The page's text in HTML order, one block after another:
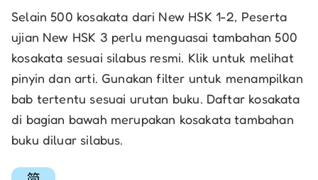
Selain 500 kosakata dari New HSK 1-2, Peserta
ujian New HSK 3 perlu menguasai tambahan 500
kosakata sesuai silabus resmi. Klik untuk melihat
pinyin dan arti. Gunakan filter untuk menampilkan
bab tertentu sesuai urutan buku. Daftar kosakata
di bagian bawah merupakan kosakata tambahan
buku diluar silabus.